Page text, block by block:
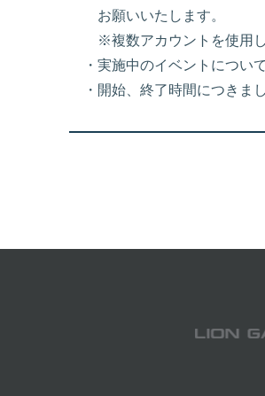
お願いいたします。
※複数アカウントを使用し
・実施中のイベントについ
・開始、終了時間につきま